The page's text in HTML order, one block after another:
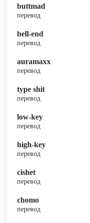
buttmad
перевод
bell-end
перевод
auramaxx
перевод
type shit
перевод
low-key
перевод
high-key
перевод
cishet
перевод
chomo
перевод